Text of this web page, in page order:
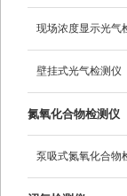
现场浓度显示光气
壁挂式光气检测仪
氮氧化合物检测仪
泵吸式氮氧化合物